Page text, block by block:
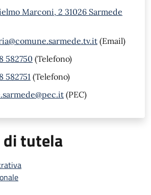
Marconi, 2 31026 Sarmede
(Email)
582750 (Telefono)
582751 (Telefono)
(PEC)
tutela